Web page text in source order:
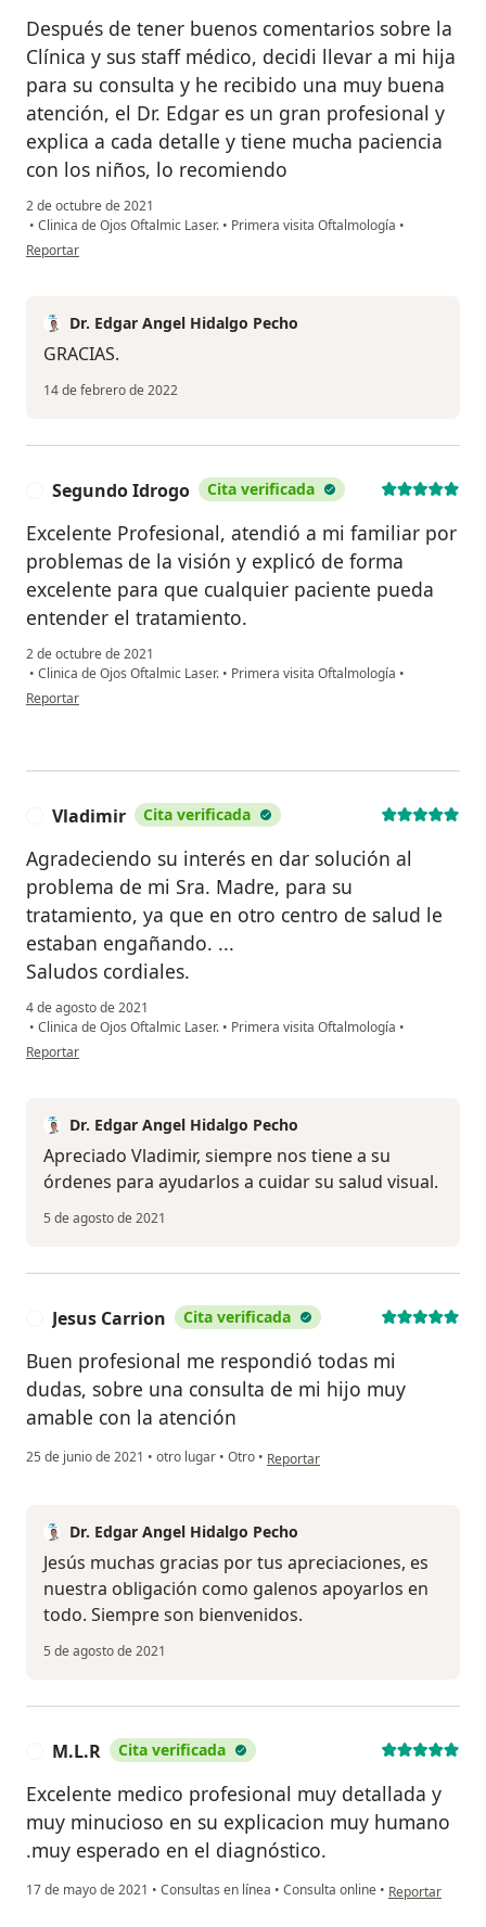
Después de tener buenos comentarios sobre la
Clínica y sus staff médico, decidi llevar a mi hija
para su consulta y he recibido una muy buena
atención, el Dr. Edgar es un gran profesional y
explica a cada detalle y tiene mucha paciencia
con los niños, lo recomiendo
2 de octubre de 2021
• Clinica de Ojos Oftalmic Laser. • Primera visita Oftalmología •
en opinión del usuario Gloria Rojas
Reportar
Dr. Edgar Angel Hidalgo Pecho
GRACIAS.
14 de febrero de 2022
Segundo Idrogo Cita verificada
Excelente Profesional, atendió a mi familiar por
problemas de la visión y explicó de forma
excelente para que cualquier paciente pueda
entender el tratamiento.
2 de octubre de 2021
• Clinica de Ojos Oftalmic Laser. • Primera visita Oftalmología •
en opinión del usuario Segundo Idrogo
Reportar
Vladimir Cita verificada
Agradeciendo su interés en dar solución al
problema de mi Sra. Madre, para su
tratamiento, ya que en otro centro de salud le
estaban engañando. ...
Saludos cordiales.
4 de agosto de 2021
• Clinica de Ojos Oftalmic Laser. • Primera visita Oftalmología •
en opinión del usuario Vladimir
Reportar
Dr. Edgar Angel Hidalgo Pecho
Apreciado Vladimir, siempre nos tiene a su
órdenes para ayudarlos a cuidar su salud visual.
5 de agosto de 2021
Jesus Carrion Cita verificada
Buen profesional me respondió todas mi
dudas, sobre una consulta de mi hijo muy
amable con la atención
25 de junio de 2021 • otro lugar • Otro • en opinión del usuario Jesus Carrion
Reportar
Dr. Edgar Angel Hidalgo Pecho
Jesús muchas gracias por tus apreciaciones, es
nuestra obligación como galenos apoyarlos en
todo. Siempre son bienvenidos.
5 de agosto de 2021
M.L.R Cita verificada
Excelente medico profesional muy detallada y
muy minucioso en su explicacion muy humano
.muy esperado en el diagnóstico.
17 de mayo de 2021 • Consultas en línea • Consulta online • en opinión del
Reportar